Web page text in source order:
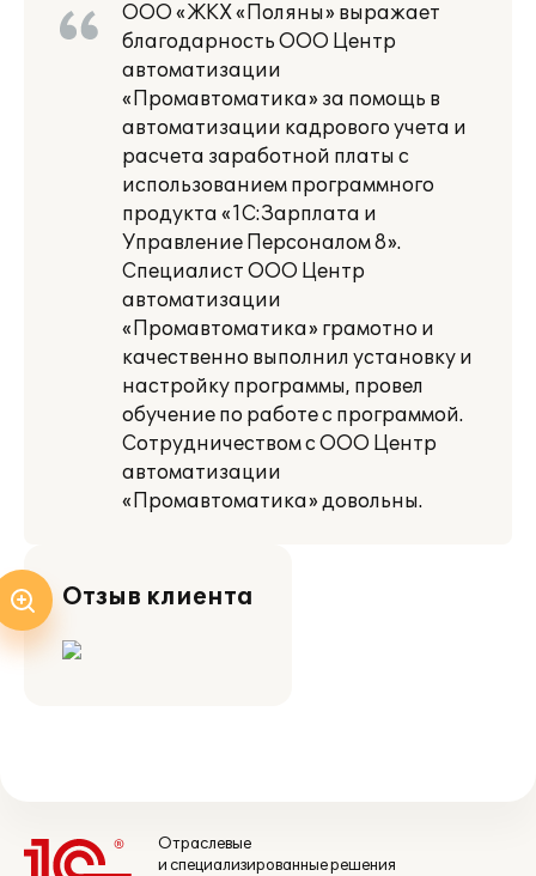
ООО «ЖКХ «Поляны» выражает
благодарность ООО Центр
автоматизации
«Промавтоматика» за помощь в
автоматизации кадрового учета и
расчета заработной платы с
использованием программного
продукта «1С:Зарплата и
Управление Персоналом 8».
Специалист ООО Центр
автоматизации
«Промавтоматика» грамотно и
качественно выполнил установку и
настройку программы, провел
обучение по работе с программой.
Сотрудничеством с ООО Центр
автоматизации
«Промавтоматика» довольны.
Отзыв клиента
Отраслевые
и специализированные решения